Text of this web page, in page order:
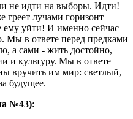
не идти на выборы. Идти!
греет лучами горизонт
ему уйти! И именно сейчас
Мы в ответе перед предками
а сами - жить достойно,
и культуру. Мы в ответе
вручить им мир: светлый,
будущее.
№43):